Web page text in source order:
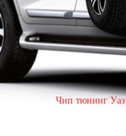
Чип тюнинг Уаз